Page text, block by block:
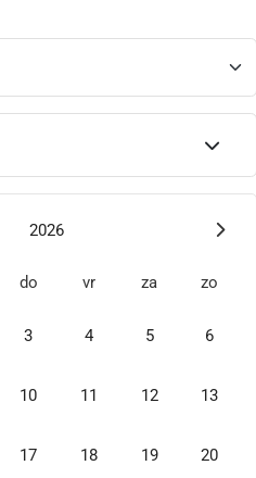
2026
do vr za zo
3 4 5 6
10 11 12 13
17 18 19 20